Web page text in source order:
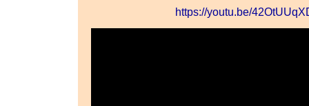
https://youtu.be/